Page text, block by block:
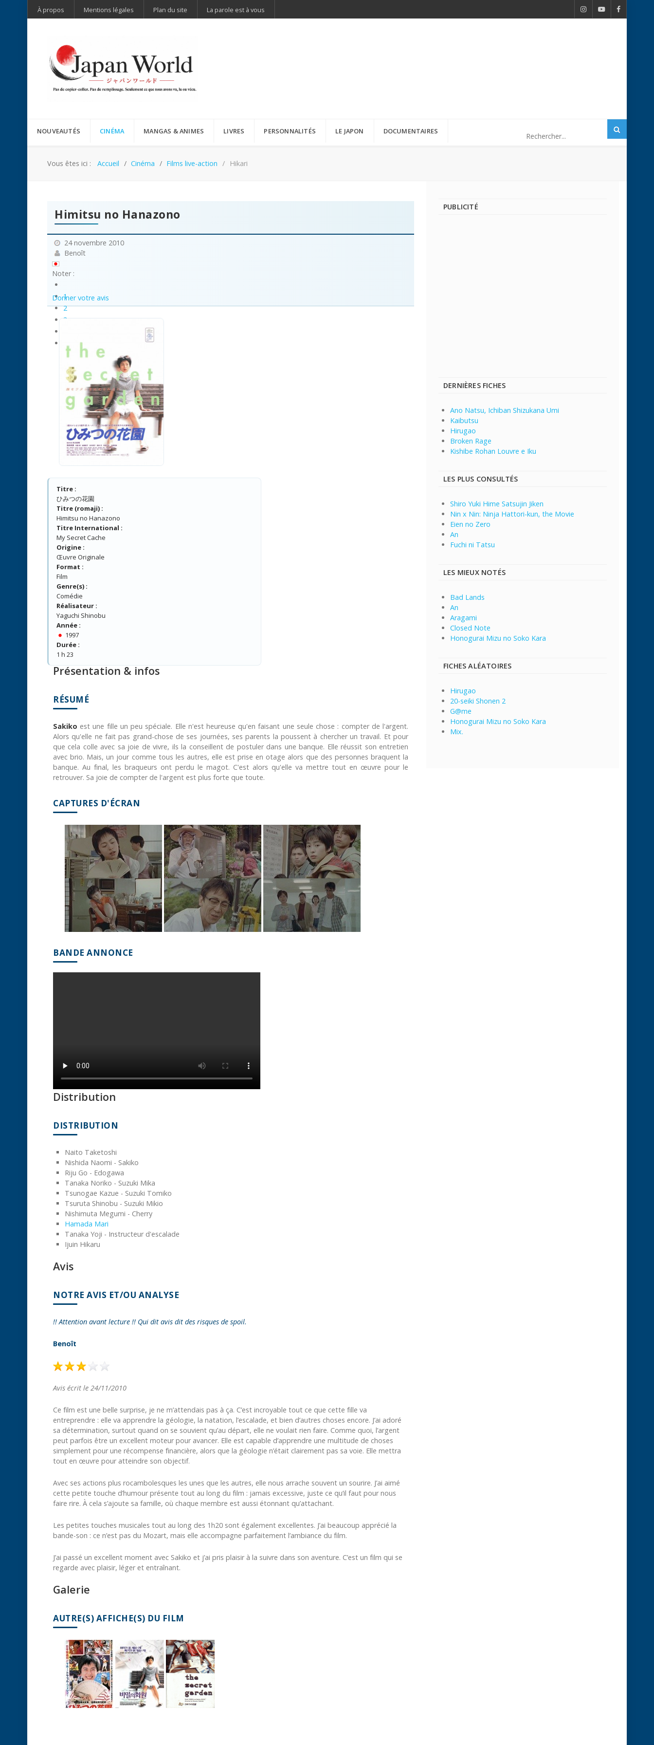
À propos Mentions légales Plan du site La parole est à vous
NOUVEAUTÉS CINÉMA MANGAS & ANIMES LIVRES PERSONNALITÉS LE JAPON DOCUMENTAIRES
Vous êtes ici : Accueil Cinéma Films live-action Hikari
Himitsu no Hanazono
24 novembre 2010
Benoît
Noter :
1
2
3
Donner votre avis
Titre :
ひみつの花園
Titre (romaji) :
Himitsu no Hanazono
Titre International :
My Secret Cache
Origine :
Œuvre Originale
Format :
Film
Genre(s) :
Comédie
Réalisateur :
Yaguchi Shinobu
Année :
1997
Durée :
1 h 23
Présentation & infos
RÉSUMÉ
Sakiko est une fille un peu spéciale. Elle n'est heureuse qu'en faisant une seule chose : compter de l'argent.
Alors qu'elle ne fait pas grand-chose de ses journées, ses parents la poussent à chercher un travail. Et pour
que cela colle avec sa joie de vivre, ils la conseillent de postuler dans une banque. Elle réussit son entretien
avec brio. Mais, un jour comme tous les autres, elle est prise en otage alors que des personnes braquent la
banque. Au final, les braqueurs ont perdu le magot. C'est alors qu'elle va mettre tout en œuvre pour le
retrouver. Sa joie de compter de l'argent est plus forte que toute.
CAPTURES D'ÉCRAN
BANDE ANNONCE
Distribution
DISTRIBUTION
Naito Taketoshi
Nishida Naomi - Sakiko
Riju Go - Edogawa
Tanaka Noriko - Suzuki Mika
Tsunogae Kazue - Suzuki Tomiko
Tsuruta Shinobu - Suzuki Mikio
Nishimuta Megumi - Cherry
Hamada Mari
Tanaka Yoji - Instructeur d'escalade
Ijuin Hikaru
Avis
NOTRE AVIS ET/OU ANALYSE
!! Attention avant lecture !! Qui dit avis dit des risques de spoil.
Benoît
Avis écrit le 24/11/2010
Ce film est une belle surprise, je ne m’attendais pas à ça. C’est incroyable tout ce que cette fille va
entreprendre : elle va apprendre la géologie, la natation, l’escalade, et bien d’autres choses encore. J’ai adoré
sa détermination, surtout quand on se souvient qu’au départ, elle ne voulait rien faire. Comme quoi, l’argent
peut parfois être un excellent moteur pour avancer. Elle est capable d’apprendre une multitude de choses
simplement pour une récompense financière, alors que la géologie n’était clairement pas sa voie. Elle mettra
tout en œuvre pour atteindre son objectif.
Avec ses actions plus rocambolesques les unes que les autres, elle nous arrache souvent un sourire. J’ai aimé
cette petite touche d’humour présente tout au long du film : jamais excessive, juste ce qu’il faut pour nous
faire rire. À cela s’ajoute sa famille, où chaque membre est aussi étonnant qu’attachant.
Les petites touches musicales tout au long des 1h20 sont également excellentes. J’ai beaucoup apprécié la
bande-son : ce n’est pas du Mozart, mais elle accompagne parfaitement l’ambiance du film.
J’ai passé un excellent moment avec Sakiko et j’ai pris plaisir à la suivre dans son aventure. C’est un film qui se
regarde avec plaisir, léger et entraînant.
Galerie
AUTRE(S) AFFICHE(S) DU FILM
PUBLICITÉ
DERNIÈRES FICHES
Ano Natsu, Ichiban Shizukana Umi
Kaibutsu
Hirugao
Broken Rage
Kishibe Rohan Louvre e Iku
LES PLUS CONSULTÉS
Shiro Yuki Hime Satsujin Jiken
Nin x Nin: Ninja Hattori-kun, the Movie
Eien no Zero
An
Fuchi ni Tatsu
LES MIEUX NOTÉS
Bad Lands
An
Aragami
Closed Note
Honogurai Mizu no Soko Kara
FICHES ALÉATOIRES
Hirugao
20-seiki Shonen 2
G@me
Honogurai Mizu no Soko Kara
Mix.